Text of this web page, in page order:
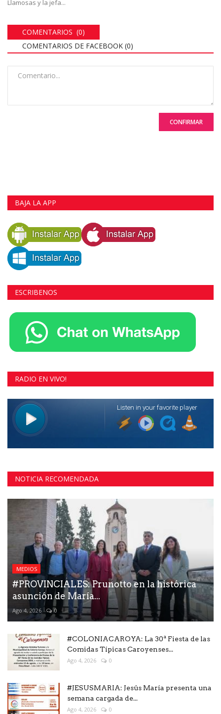
Llamosas y la jefa...
COMENTARIOS (0)
COMENTARIOS DE FACEBOOK (0)
CONFIRMAR
BAJA LA APP
ESCRIBENOS
RADIO EN VIVO!
NOTICIA RECOMENDADA
MEDIOS
#PROVINCIALES: Prunotto en la histórica
asunción de María...
Ago 4, 2026 0
#COLONIACAROYA: La 30ª Fiesta de las
Comidas Típicas Caroyenses...
Ago 4, 2026 0
#JESUSMARIA: Jesús María presenta una
semana cargada de...
Ago 4, 2026 0